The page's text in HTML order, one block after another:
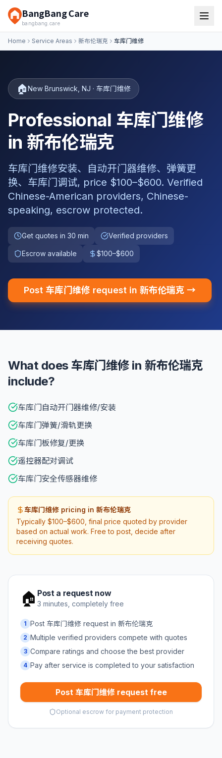
BangBang Care
bangbang.care
Home Service Areas 新布伦瑞克 车库门维修
🏠New Brunswick NJ · 车库门维修
Professional 车库门维修
in 新布伦瑞克
车库门维修安装、自动开门器维修、弹簧更
换、车库门调试, price $100–$600. Verified
Chinese-American providers, Chinese-
speaking, escrow protected.
Get quotes in 30 min Verified providers
Escrow available $100–$600
Post 车库门维修 request in 新布伦瑞克 →
What does 车库门维修 in 新布伦瑞克
include?
车库门自动开门器维修/安装
车库门弹簧/滑轨更换
车库门板修复/更换
遥控器配对调试
车库门安全传感器维修
车库门维修 pricing in 新布伦瑞克
Typically $100–$600, final price quoted by provider
based on actual work. Free to post, decide after
receiving quotes.
🏠 Post a request now
3 minutes, completely free
1 Post 车库门维修 request in 新布伦瑞克
2 Multiple verified providers compete with quotes
3 Compare ratings and choose the best provider
4 Pay after service is completed to your satisfaction
Post 车库门维修 request free
Optional escrow for payment protection